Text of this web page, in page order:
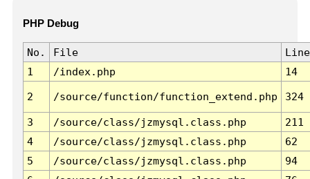
PHP Debug
No. File
Line
1
/index.php 14
2 /source/function/function_extend.php 324
3 /source/class/jzmysql.class.php
211
4
/source/class/jzmysql.class.php
62
5
/source/class/jzmysql.class.php
94